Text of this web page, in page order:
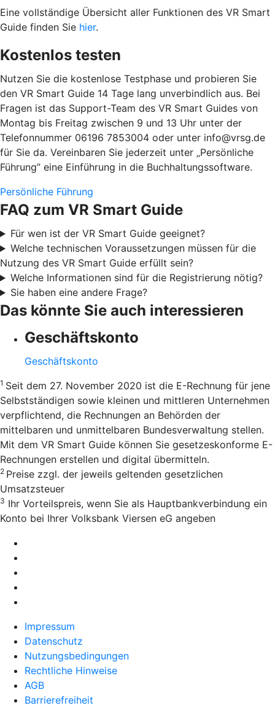
Eine vollständige Übersicht aller Funktionen des VR Smart
Guide finden Sie hier.
Kostenlos testen
Nutzen Sie die kostenlose Testphase und probieren Sie
den VR Smart Guide 14 Tage lang unverbindlich aus. Bei
Fragen ist das Support-Team des VR Smart Guides von
Montag bis Freitag zwischen 9 und 13 Uhr unter der
Telefonnummer 06196 7853004 oder unter info@vrsg.de
für Sie da. Vereinbaren Sie jederzeit unter „Persönliche
Führung” eine Einführung in die Buchhaltungssoftware.
Persönliche Führung
FAQ zum VR Smart Guide
Für wen ist der VR Smart Guide geeignet?
Welche technischen Voraussetzungen müssen für die
Nutzung des VR Smart Guide erfüllt sein?
Welche Informationen sind für die Registrierung nötig?
Sie haben eine andere Frage?
Das könnte Sie auch interessieren
Geschäftskonto
Geschäftskonto
1 Seit dem 27. November 2020 ist die E-Rechnung für jene
Selbstständigen sowie kleinen und mittleren Unternehmen
verpflichtend, die Rechnungen an Behörden der
mittelbaren und unmittelbaren Bundesverwaltung stellen.
Mit dem VR Smart Guide können Sie gesetzeskonforme E-
Rechnungen erstellen und digital übermitteln.
2 Preise zzgl. der jeweils geltenden gesetzlichen
Umsatzsteuer
3 Ihr Vorteilspreis, wenn Sie als Hauptbankverbindung ein
Konto bei Ihrer Volksbank Viersen eG angeben
Impressum
Datenschutz
Nutzungsbedingungen
Rechtliche Hinweise
AGB
Barrierefreiheit